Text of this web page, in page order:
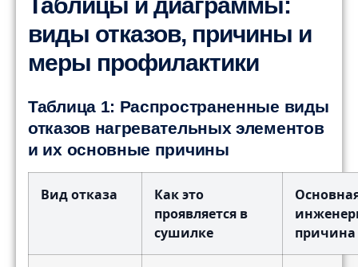
виды отказов, причины и
меры профилактики
Таблица 1: Распространенные виды
отказов нагревательных элементов
и их основные причины
Вид отказа
Как это
проявляется в
сушилке
причина